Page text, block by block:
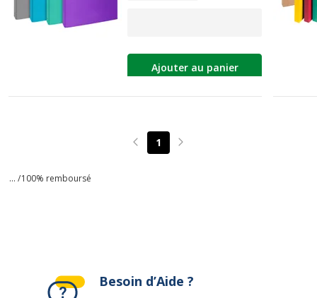
Ajouter au panier
Page précédente
1 Page suivante
... /100% remboursé
Besoin d’Aide ?